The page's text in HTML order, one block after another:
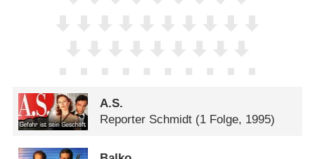
A.S.
Reporter Schmidt (1 Folge, 1995)